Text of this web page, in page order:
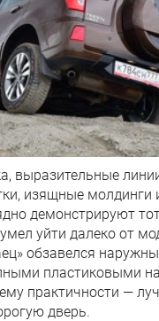
выразительные
изящные молдинги
демонстрируют
уйти далеко от
обзавелся
пластиковыми
практичности —
дверь.